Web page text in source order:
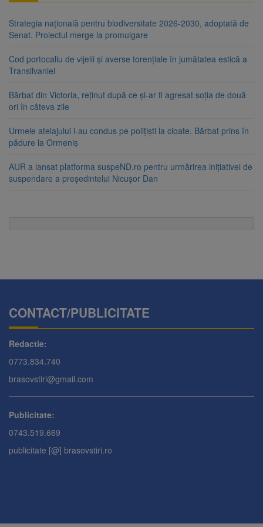
Strategia națională pentru biodiversitate 2026-2030, adoptată de
Senat. Proiectul merge la promulgare
Cod portocaliu de vijelii și averse torențiale în jumătatea estică a
Transilvaniei
Bărbat din Victoria, reținut după ce și-ar fi agresat soția de două
ori în câteva zile
Urmele atelajului i-au condus pe polițiști la cioate. Bărbat prins în
pădure la Ormeniș
AUR a lansat platforma suspeND.ro pentru urmărirea inițiativei de
suspendare a președintelui Nicușor Dan
CONTACT/PUBLICITATE
Redactie:
0773.834.740
brasovstiri@gmail.com
Publicitate:
0743.519.669
publicitate [@] brasovstiri.ro